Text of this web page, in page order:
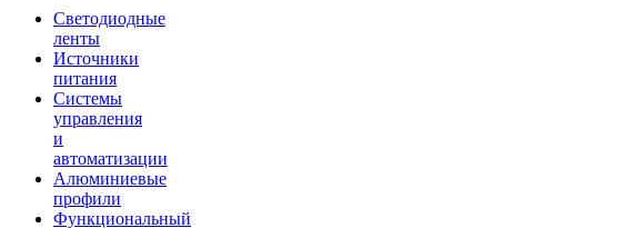
Светодиодные
ленты
Источники
питания
Системы
управления
и
автоматизации
Алюминиевые
профили
Функциональный